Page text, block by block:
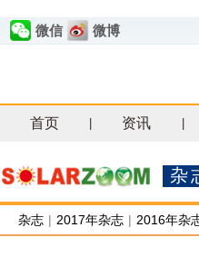
微信 微博
首页 资讯
杂
杂志 | 2017年杂志 | 2016年杂